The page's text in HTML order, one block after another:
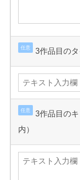
任意 3作品目の
任意
3作品目の
内）